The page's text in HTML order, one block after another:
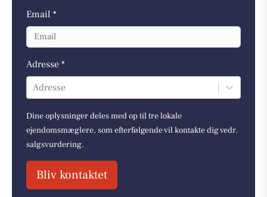
Email *
Adresse *
Adresse
Dine oplysninger deles med op til tre lokale
ejendomsmæglere, som efterfølgende vil kontakte dig vedr.
salgsvurdering.
Bliv kontaktet